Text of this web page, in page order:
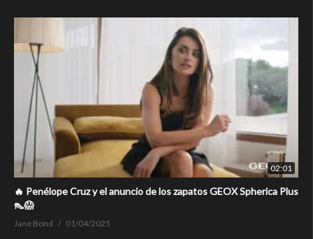
02:01
🔥 Penélope Cruz y el anuncio de los zapatos GEOX Spherica Plus
👠😱
Jane Bond 01/04/2025